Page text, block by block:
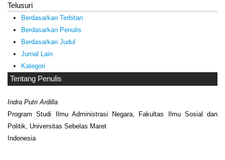
Telusuri
Berdasarkan Terbitan
Berdasarkan Penulis
Berdasarkan Judul
Jurnal Lain
Kategori
Tentang Penulis
Indra Putri Ardilla
Program Studi Ilmu Administrasi Negara, Fakultas Ilmu Sosial dan
Politik, Universitas Sebelas Maret
Indonesia